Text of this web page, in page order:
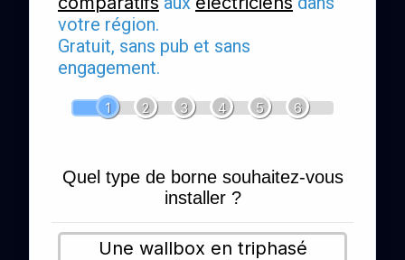
votre région.
Gratuit, sans pub et sans
engagement.
1 2 3 4 5 6
Quel type de borne souhaitez-vous
installer ?
Une wallbox en triphasé